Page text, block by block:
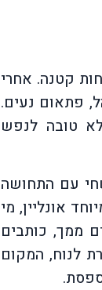
קטנה. אחרי
פתאום נעים.
טובה לנפש
עם התחושה
אונליין, מי
ממך, כותבים
לנוח, המקום